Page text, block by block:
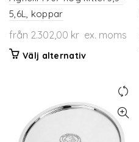
5,6L, koppar
från 2.302,00 kr ex. moms
Välj alternativDen
flera
varianter.